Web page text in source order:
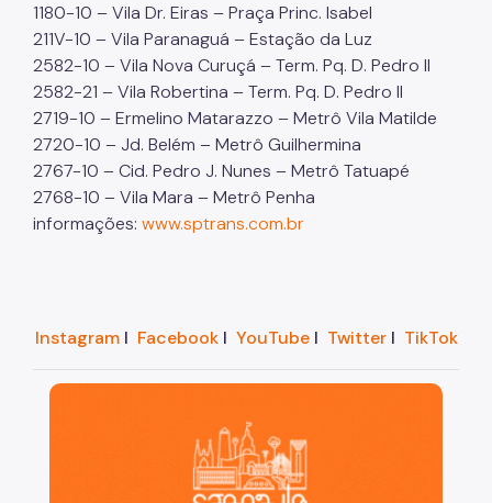
1180-10 – Vila Dr. Eiras – Praça Princ. Isabel
211V-10 – Vila Paranaguá – Estação da Luz
2582-10 – Vila Nova Curuçá – Term. Pq. D. Pedro II
2582-21 – Vila Robertina – Term. Pq. D. Pedro II
2719-10 – Ermelino Matarazzo – Metrô Vila Matilde
2720-10 – Jd. Belém – Metrô Guilhermina
2767-10 – Cid. Pedro J. Nunes – Metrô Tatuapé
2768-10 – Vila Mara – Metrô Penha
informações: www.sptrans.com.br
InstagramI FacebookI YouTubeI TwitterI TikTok
São Paulo, cidade inteligente, resiliente e sustentável